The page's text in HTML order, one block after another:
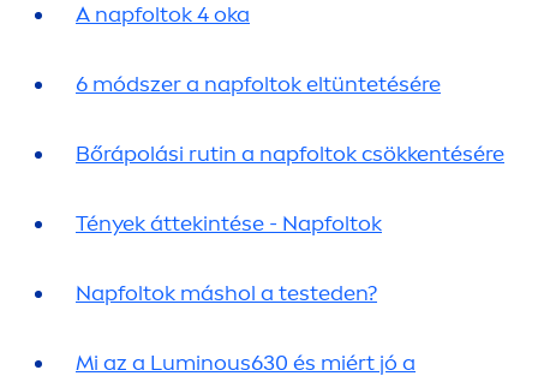
A napfoltok 4 oka
6 módszer a napfoltok eltüntetésére
Bőrápolási rutin a napfoltok csökkentésére
Tények áttekintése - Napfoltok
Napfoltok máshol a testeden?
Mi az a Luminous630 és miért jó a